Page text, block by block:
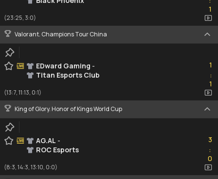
1
(23:25, 3:0)
Valorant. Champions Tour China
EDward Gaming -
Titan Esports Club
1
:1
1
(13:7, 11:13, 0:1)
King of Glory. Honor of Kings World Cup
AG.AL -
ROC Esports
3
:0
0
(8:3, 14:3, 13:10, 0:0)